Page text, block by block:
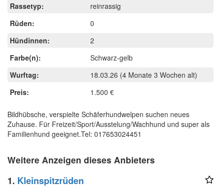
Rassetyp:
reinrassig
Rüden:
0
Hündinnen:
2
Farbe(n):
Schwarz-gelb
Wurftag:
18.03.26 (4 Monate 3 Wochen alt)
Preis:
1.500 €
Bildhübsche, verspielte Schäferhundwelpen suchen neues
Zuhause. Für Freizeit/Sport/Ausstelung/Wachhund und super als
Familienhund geeignet.Tel: 017653024451
Weitere Anzeigen dieses Anbieters
1. Kleinspitzrüden